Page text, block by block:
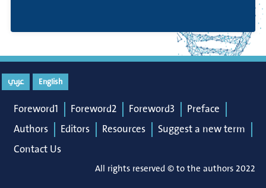
English عربي
Foreword1 Foreword2 Foreword3
Preface
Authors
Editors Resources
Suggest a new term
Contact Us
All rights reserved © to the authors 2022